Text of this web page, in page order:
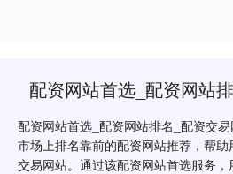
配资网站首选_配资网站
配资网站首选_配资网站排名_配资交
市场上排名靠前的配资网站推荐，帮
交易网站。通过该配资网站首选服务